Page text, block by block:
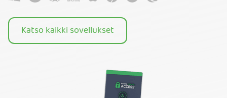
Katso kaikki sovellukset